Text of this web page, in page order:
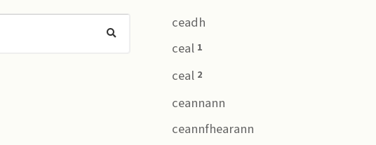
ceadh
ceal 1
ceal 2
ceannann
ceannfhearann